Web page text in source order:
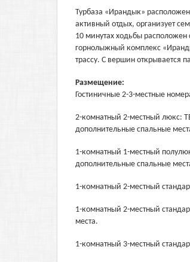
Турбаза «Ирандык»
активный отдых, организует
10 минутах ходьбы
горнолыжный комплекс
трассу. С вершин открывается
Размещение:
Гостиничные 2-3-местные
2-комнатный 2-местный люкс:
дополнительные спальные
1-комнатный 1-местный
дополнительные спальные
1-комнатный 2-местный
1-комнатный 2-местный
места.
1-комнатный 3-местный